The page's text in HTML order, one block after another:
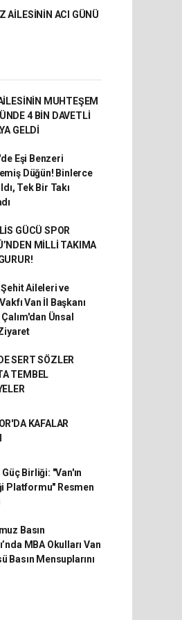
AİLESİNİN ACI GÜNÜ
MUHTEŞEM
4 BİN DAVETLİ
GELDİ
Eşi Benzeri
Düğün! Binlerce
Tek Bir Takı
GÜCÜ SPOR
MİLLİ TAKIMA
Aileleri ve
Van İl Başkanı
Ünsal
SERT SÖZLER
TEMBEL
KAFALAR
Birliği: "Van'ın
Platformu" Resmen
Basın
MBA Okulları Van
Basın Mensuplarını